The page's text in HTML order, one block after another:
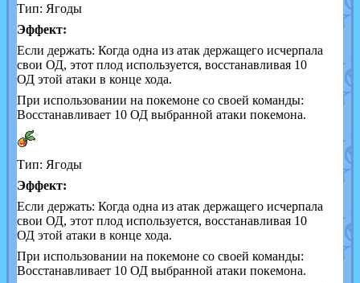
Тип: Ягоды
Эффект:
Если держать: Когда одна из атак держащего исчерпала
свои ОД, этот плод используется, восстанавливая 10
ОД этой атаки в конце хода.
При использовании на покемоне со своей команды:
Восстанавливает 10 ОД выбранной атаки покемона.
Тип: Ягоды
Эффект:
Если держать: Когда одна из атак держащего исчерпала
свои ОД, этот плод используется, восстанавливая 10
ОД этой атаки в конце хода.
При использовании на покемоне со своей команды:
Восстанавливает 10 ОД выбранной атаки покемона.